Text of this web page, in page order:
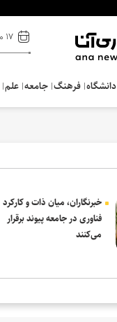
۱۷ مرداد ۱۴۰۵
دانشگاه فرهنگ‌ جامعه علم
خبرنگاران، میان ذات و کارکرد
فناوری در جامعه پیوند برقرار
می‌کنند